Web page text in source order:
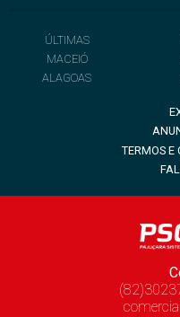
ÚLTIMAS
MACEIÓ
ALAGOAS
TERMOS E